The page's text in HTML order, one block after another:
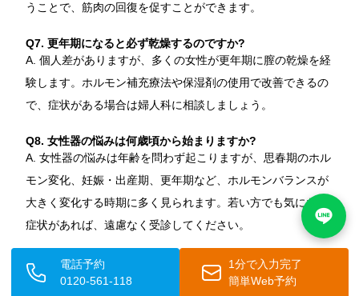
うことで、筋肉の回復を促すことができます。
Q7. 更年期になると必ず乾燥するのですか?
A. 個人差がありますが、多くの女性が更年期に膣の乾燥を経
験します。ホルモン補充療法や保湿剤の使用で改善できるの
で、症状がある場合は婦人科に相談しましょう。
Q8. 女性器の悩みは何歳頃から始まりますか?
A. 女性器の悩みは年齢を問わず起こりますが、思春期のホル
モン変化、妊娠・出産期、更年期など、ホルモンバランスが
大きく変化する時期に多く見られます。若い方でも気になる
症状があれば、遠慮なく受診してください。
電話予約
0120-561-118
1分で入力完了
簡単Web予約